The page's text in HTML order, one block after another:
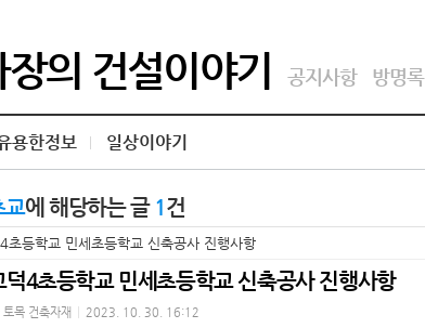
의 건설이야기 공지사항 방명록
용한정보 일상이야기
교에 해당하는 글 1건
초등학교 민세초등학교 신축공사 진행사항
덕4초등학교 민세초등학교 신축공사 진행사항
목 건축자재 2023. 10. 30. 16:12